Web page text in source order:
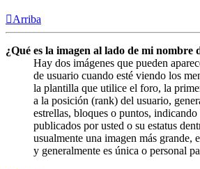
Arriba
¿Qué es la imagen al lado de mi nombre
Hay dos imágenes que pueden
de usuario cuando esté viendo los
la plantilla que utilice el foro, la
a la posición (rank) del usuario,
estrellas, bloques o puntos,
publicados por usted o su estatus
usualmente una imagen más grande,
y generalmente es única o personal